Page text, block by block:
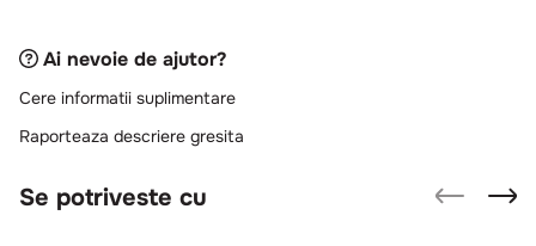
Ai nevoie de ajutor?
Cere informatii suplimentare
Raporteaza descriere gresita
Se potriveste cu